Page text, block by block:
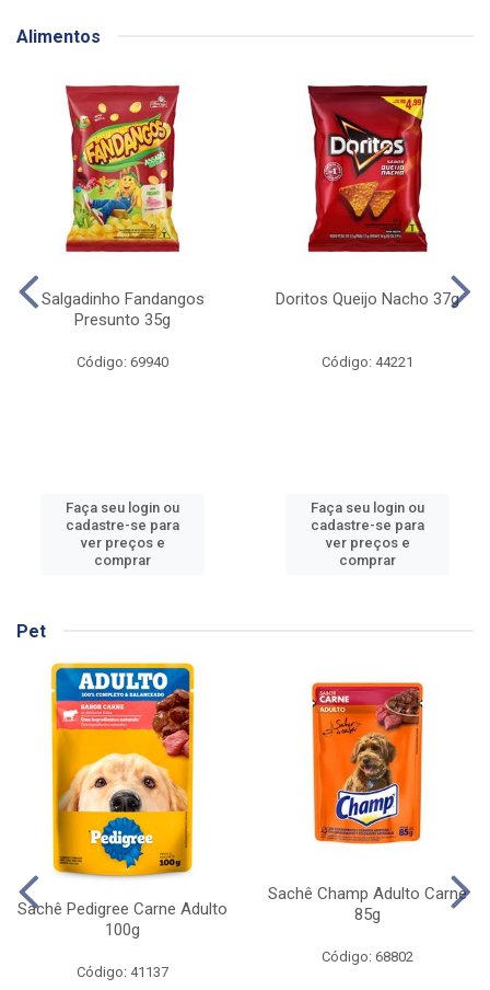
Alimentos
Salgadinho Fandangos
Presunto 35g
Código: 69940
Faça seu login ou
cadastre-se para
ver preços e
comprar
Doritos Queijo Nacho 37g
Código: 44221
Faça seu login ou
cadastre-se para
ver preços e
comprar
Pet
Sachê Pedigree Carne Adulto
100g
Código: 41137
Sachê Champ Adulto Carne
85g
Código: 68802